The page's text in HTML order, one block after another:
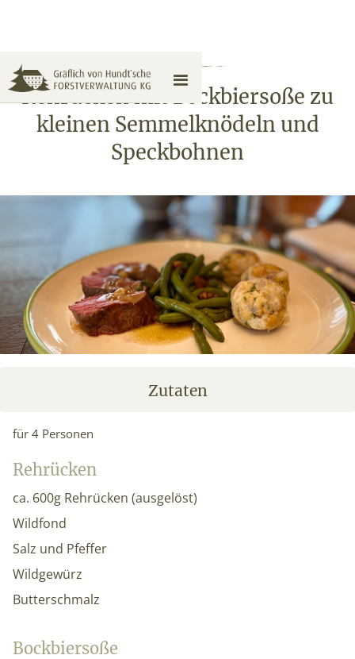
Rehrücken mit Bockbiersoße zu
kleinen Semmelknödeln und
Speckbohnen
Zutaten
für 4 Personen
Rehrücken
ca. 600g Rehrücken (ausgelöst)
Wildfond
Salz und Pfeffer
Wildgewürz
Butterschmalz
Bockbiersoße